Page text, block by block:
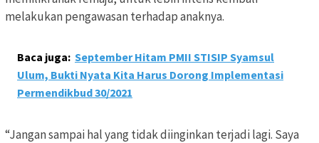
melakukan pengawasan terhadap anaknya.
Baca juga: September Hitam PMII STISIP Syamsul
Ulum, Bukti Nyata Kita Harus Dorong Implementasi
Permendikbud 30/2021
“Jangan sampai hal yang tidak diinginkan terjadi lagi. Saya